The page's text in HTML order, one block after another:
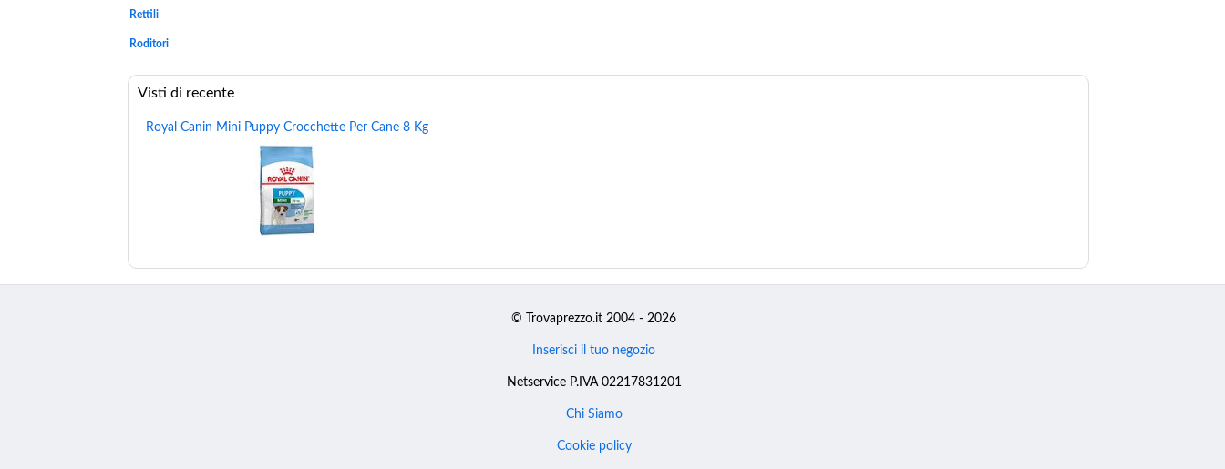
Rettili
Roditori
Visti di recente
Royal Canin Mini Puppy Crocchette Per Cane 8 Kg
© Trovaprezzo.it 2004 - 2026
Inserisci il tuo negozio
Netservice P.IVA 02217831201
Chi Siamo
Cookie policy